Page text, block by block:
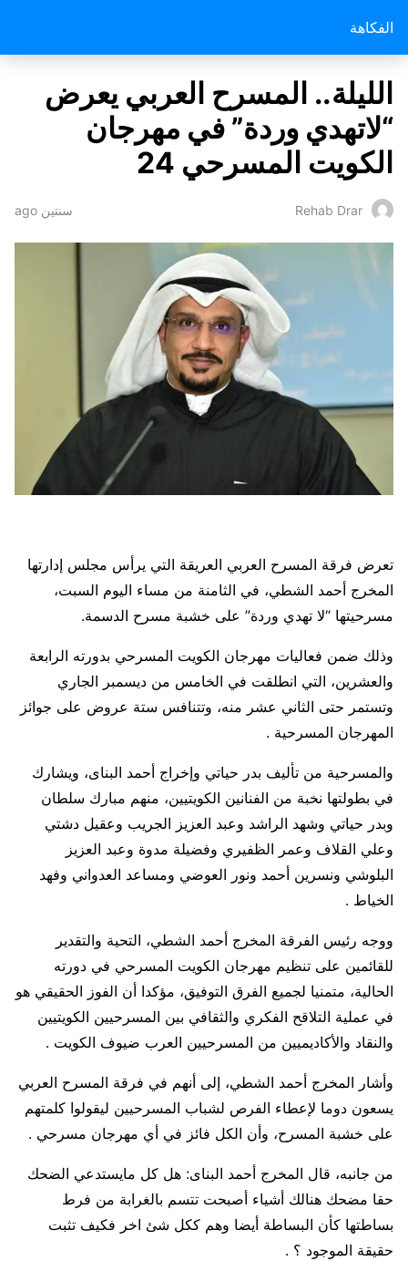
الفكاهة
الليلة.. المسرح العربي يعرض
“لاتهدي وردة” في مهرجان
الكويت المسرحي 24
Rehab Drar سنتين ago
تعرض فرقة المسرح العربي العريقة التي يرأس مجلس إدارتها
المخرج أحمد الشطي، في الثامنة من مساء اليوم السبت،
مسرحيتها “لا تهدي وردة” على خشبة مسرح الدسمة.
وذلك ضمن فعاليات مهرجان الكويت المسرحي بدورته الرابعة
والعشرين، التي انطلقت في الخامس من ديسمبر الجاري
وتستمر حتى الثاني عشر منه، وتتنافس ستة عروض على جوائز
المهرجان المسرحية .
والمسرحية من تأليف بدر حياتي وإخراج أحمد البناى، ويشارك
في بطولتها نخبة من الفنانين الكويتيين، منهم مبارك سلطان
وبدر حياتي وشهد الراشد وعبد العزيز الجريب وعقيل دشتي
وعلي القلاف وعمر الظفيري وفضيلة مدوة وعبد العزيز
البلوشي ونسرين أحمد ونور العوضي ومساعد العدواني وفهد
الخياط .
ووجه رئيس الفرقة المخرج أحمد الشطي، التحية والتقدير
للقائمين على تنظيم مهرجان الكويت المسرحي في دورته
الحالية، متمنيا لجميع الفرق التوفيق، مؤكدا أن الفوز الحقيقي هو
في عملية التلاقح الفكري والثقافي بين المسرحيين الكويتيين
والنقاد والأكاديميين من المسرحيين العرب ضيوف الكويت .
وأشار المخرج أحمد الشطي، إلى أنهم في فرقة المسرح العربي
يسعون دوما لإعطاء الفرص لشباب المسرحيين ليقولوا كلمتهم
على خشبة المسرح، وأن الكل فائز في أي مهرجان مسرحي .
من جانبه، قال المخرج أحمد البناى: هل كل مايستدعي الضحك
حقا مضحك هنالك أشياء أصبحت تتسم بالغرابة من فرط
بساطتها كأن البساطة أيضا وهم ككل شئ اخر فكيف تثبت
حقيقة الموجود ؟ .